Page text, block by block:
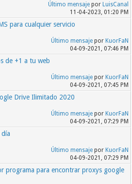
Último mensajepor LuisCanal
11-04-2023, 01:20 PM
para cualquier servicio
Último mensajepor KuorFaN
04-09-2021, 07:46 PM
de +1 a tu web
Último mensajepor KuorFaN
04-09-2021, 07:45 PM
Drive Ilimitado 2020
Último mensajepor KuorFaN
04-09-2021, 07:29 PM
Último mensajepor KuorFaN
04-09-2021, 07:29 PM
programa para encontrar proxys google